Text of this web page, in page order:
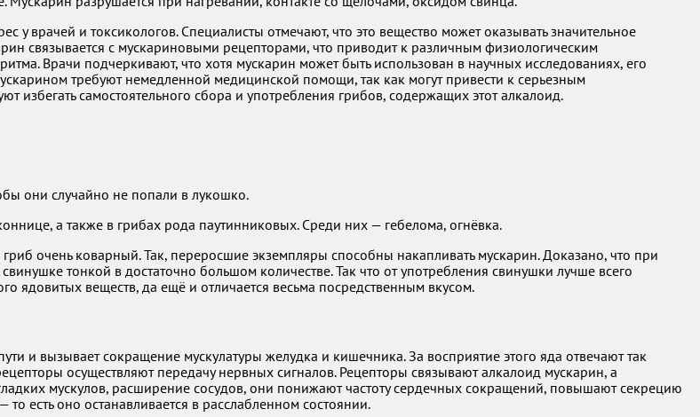
врачей и токсикологов. Специалисты отмечают, что это вещество может оказывать значительное
связывается с мускариновыми рецепторами, что приводит к различным физиологическим
Врачи подчеркивают, что хотя мускарин может быть использован в научных исследованиях, его
требуют немедленной медицинской помощи, так как могут привести к серьезным
избегать самостоятельного сбора и употребления грибов, содержащих этот алкалоид.
они случайно не попали в лукошко.
а также в грибах рода паутинниковых. Среди них — гебелома, огнёвка.
очень коварный. Так, переросшие экземпляры способны накапливать мускарин. Доказано, что при
тонкой в достаточно большом количестве. Так что от употребления свинушки лучше всего
ядовитых веществ, да ещё и отличается весьма посредственным вкусом.
и вызывает сокращение мускулатуры желудка и кишечника. За восприятие этого яда отвечают так
осуществляют передачу нервных сигналов. Рецепторы связывают алкалоид мускарин, а
мускулов, расширение сосудов, они понижают частоту сердечных сокращений, повышают секрецию
есть оно останавливается в расслабленном состоянии.